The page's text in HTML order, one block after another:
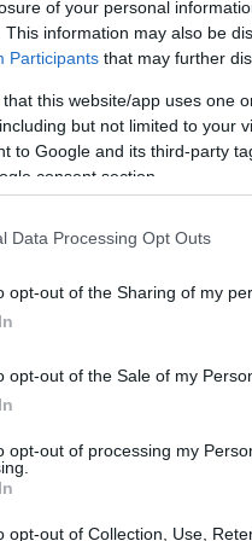
of your personal
This information may also be
Participants that may further
that this website/app uses one
but not limited to your
to Google and its third-party
consent section.
Data Processing Opt Outs
opt-out of the Sharing of my
opt-out of the Sale of my
opt-out of processing my
opt-out of Collection, Use,
si trova attualmente a
un’importante
ha riportato una
in carriera dopo ben 866
ha anche sollevato
la gravità della
dichiarato –
è che ora